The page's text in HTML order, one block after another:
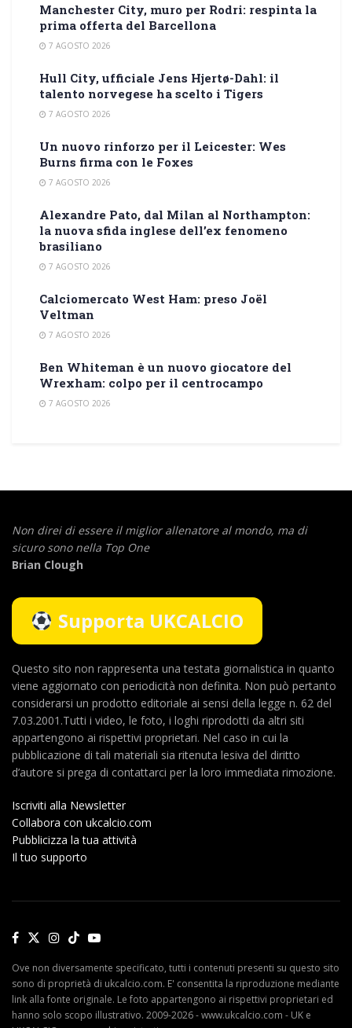
Manchester City, muro per Rodri: respinta la
prima offerta del Barcellona
7 AGOSTO 2026
Hull City, ufficiale Jens Hjertø-Dahl: il
talento norvegese ha scelto i Tigers
7 AGOSTO 2026
Un nuovo rinforzo per il Leicester: Wes
Burns firma con le Foxes
7 AGOSTO 2026
Alexandre Pato, dal Milan al Northampton:
la nuova sfida inglese dell’ex fenomeno
brasiliano
7 AGOSTO 2026
Calciomercato West Ham: preso Joël
Veltman
7 AGOSTO 2026
Ben Whiteman è un nuovo giocatore del
Wrexham: colpo per il centrocampo
7 AGOSTO 2026
Non direi di essere il miglior allenatore al mondo, ma di
sicuro sono nella Top One
Brian Clough
Supporta UKCALCIO
Questo sito non rappresenta una testata giornalistica in quanto
viene aggiornato con periodicità non definita. Non può pertanto
considerarsi un prodotto editoriale ai sensi della legge n. 62 del
7.03.2001.Tutti i video, le foto, i loghi riprodotti da altri siti
appartengono ai rispettivi proprietari. Nel caso in cui la
pubblicazione di tali materiali sia ritenuta lesiva del diritto
d’autore si prega di contattarci per la loro immediata rimozione.
Iscriviti alla Newsletter
Collabora con ukcalcio.com
Pubblicizza la tua attività
Il tuo supporto
Ove non diversamente specificato, tutti i contenuti presenti su questo sito
sono di proprietà di ukcalcio.com. E' consentita la riproduzione mediante
link alla fonte originale. Le foto appartengono ai rispettivi proprietari ed
hanno solo scopo illustrativo. 2009-2026 - www.ukcalcio.com - UK e